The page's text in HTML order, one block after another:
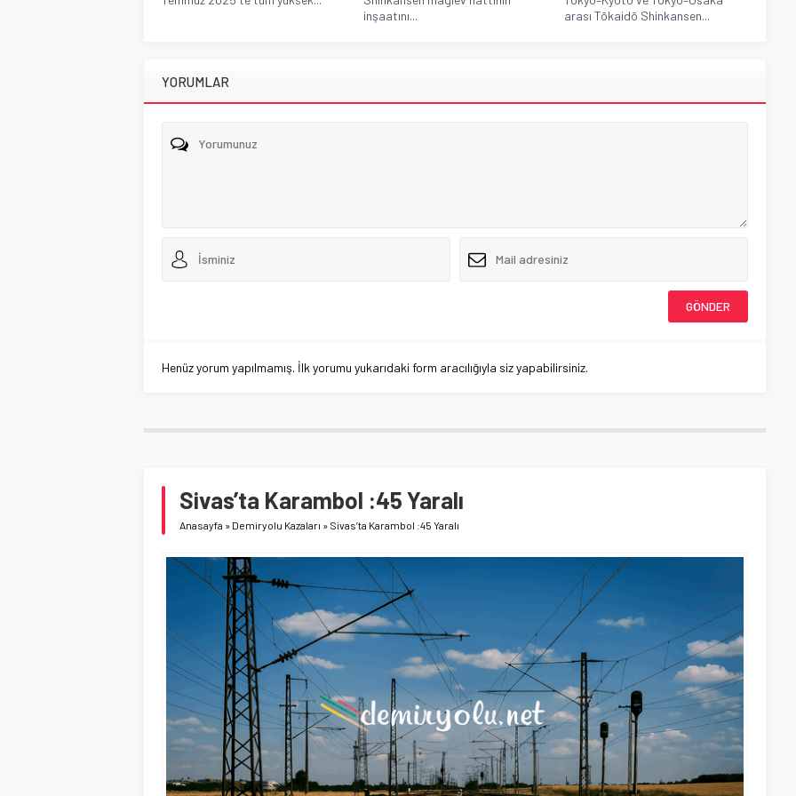
inşaatını...
arası Tōkaidō Shinkansen...
YORUMLAR
Henüz yorum yapılmamış. İlk yorumu yukarıdaki form aracılığıyla siz yapabilirsiniz.
Sivas’ta Karambol :45 Yaralı
Anasayfa » Demiryolu Kazaları » Sivas’ta Karambol :45 Yaralı